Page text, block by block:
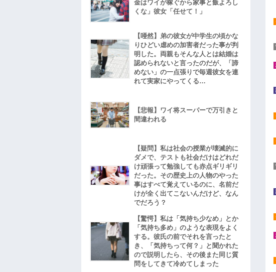
金はワイが稼ぐから家事と飯よろし
くな」彼女「任せて！」
【唖然】弟の彼女が中学生の頃かな
りひどい虐めの加害者だった事が判
明した。両親もそんな人とは結婚は
認められないと言ったのだが、「諦
めない」の一点張りで毎週彼女を連
れて実家にやってくる…
【悲報】ワイ将スーパーで万引きと
間違われる
【疑問】私は社会の授業が壊滅的に
ダメで、テストも社会だけはどれだ
け頑張って勉強しても赤点ギリギリ
だった。その歴史上の人物のやった
事はすべて覚えているのに、名前だ
けが全く出てこないんだけど、なん
でだろう？
【驚愕】私は「気持ち少なめ」とか
「気持ち多め」のような表現をよく
する。彼氏の前でそれを言ったと
き、「気持ちって何？」と聞かれた
ので説明したら、その後また同じ質
問をしてきて冷めてしまった